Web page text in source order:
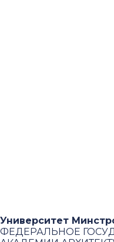
Университет
ФЕДЕРАЛЬНОЕ